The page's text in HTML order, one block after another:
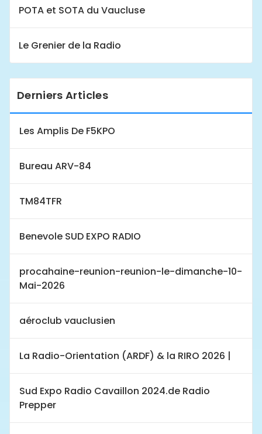
POTA et SOTA du Vaucluse
Le Grenier de la Radio
Derniers Articles
Les Amplis De F5KPO
Bureau ARV-84
TM84TFR
Benevole SUD EXPO RADIO
procahaine-reunion-reunion-le-dimanche-10-
Mai-2026
aéroclub vauclusien
La Radio-Orientation (ARDF) & la RIRO 2026 |
Sud Expo Radio Cavaillon 2024.de Radio
Prepper